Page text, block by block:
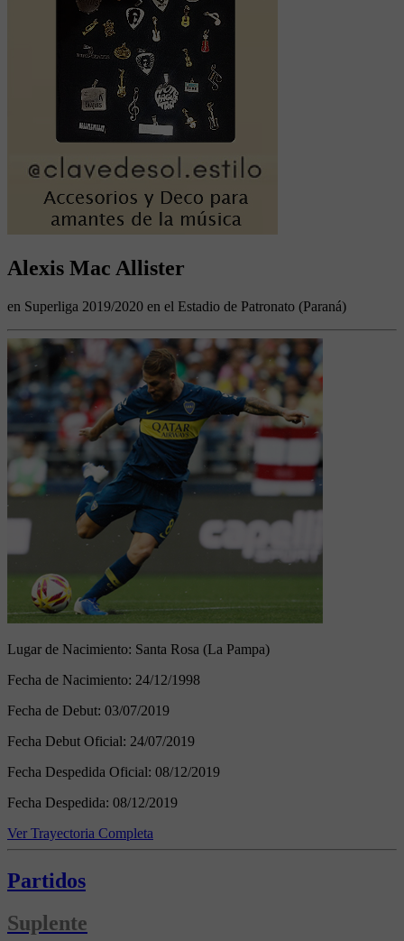
Alexis Mac Allister
en Superliga 2019/2020 en el Estadio de Patronato (Paraná)
Lugar de Nacimiento: Santa Rosa (La Pampa)
Fecha de Nacimiento: 24/12/1998
Fecha de Debut: 03/07/2019
Fecha Debut Oficial: 24/07/2019
Fecha Despedida Oficial: 08/12/2019
Fecha Despedida: 08/12/2019
Ver Trayectoria Completa
Partidos
Suplente